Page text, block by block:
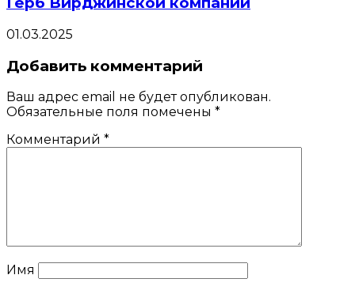
01.03.2025
Добавить комментарий
Ваш адрес email не будет опубликован.
Обязательные поля помечены *
Комментарий *
Имя